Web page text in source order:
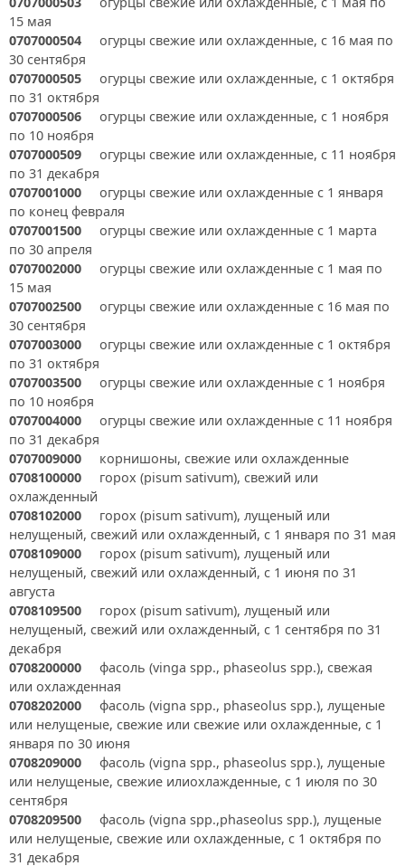
15 мая
0707000504 огурцы свежие или охлажденные, с 16 мая по
30 сентября
0707000505 огурцы свежие или охлажденные, с 1 октября
по 31 октября
0707000506 огурцы свежие или охлажденные, с 1 ноября
по 10 ноября
0707000509 огурцы свежие или охлажденные, с 11 ноября
по 31 декабря
0707001000 огурцы свежие или охлажденные с 1 января
по конец февраля
0707001500 огурцы свежие или охлажденные с 1 марта
по 30 апреля
0707002000 огурцы свежие или охлажденные с 1 мая по
15 мая
0707002500 огурцы свежие или охлажденные с 16 мая по
30 сентября
0707003000 огурцы свежие или охлажденные с 1 октября
по 31 октября
0707003500 огурцы свежие или охлажденные с 1 ноября
по 10 ноября
0707004000 огурцы свежие или охлажденные с 11 ноября
по 31 декабря
0707009000 корнишоны, свежие или охлажденные
0708100000 горох (pisum sativum), свежий или
охлажденный
0708102000 горох (pisum sativum), лущеный или
нелущеный, свежий или охлажденный, с 1 января по 31 мая
0708109000 горох (pisum sativum), лущеный или
нелущеный, свежий или охлажденный, с 1 июня по 31
августа
0708109500 горох (pisum sativum), лущеный или
нелущеный, свежий или охлажденный, с 1 сентября по 31
декабря
0708200000 фасоль (vinga spp., phaseolus spp.), свежая
или охлажденная
0708202000 фасоль (vigna spp., phaseolus spp.), лущеные
или нелущеные, свежие или свежие или охлажденные, с 1
января по 30 июня
0708209000 фасоль (vigna spp., phaseolus spp.), лущеные
или нелущеные, свежие илиохлажденные, с 1 июля по 30
сентября
0708209500 фасоль (vigna spp.,phaseolus spp.), лущеные
или нелущеные, свежие или охлажденные, с 1 октября по
31 декабря